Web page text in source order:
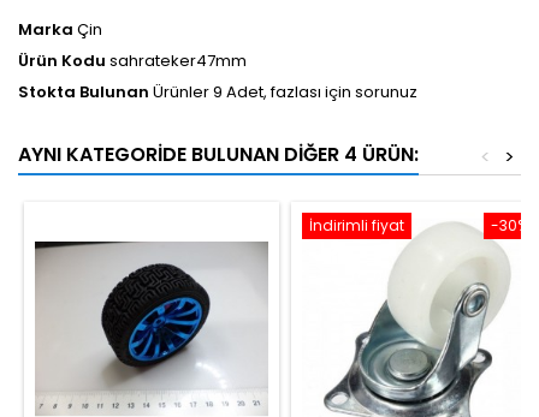
Marka Çin
Ürün Kodu sahrateker47mm
Stokta Bulunan Ürünler 9 Adet, fazlası için sorunuz
AYNI KATEGORIDE BULUNAN DIĞER 4 ÜRÜN: >
<
-30%
İndirimli fiyat